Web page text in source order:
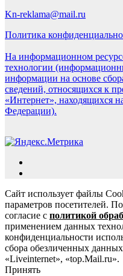
Kn-reklama@mail.ru
Политика
На информационном
технологии
информации на основе
сведений, относящихся к
«Интернет», находящихся
Федерации).
Сайт использует файлы
параметров посетителей.
согласие с политикой
применением данных
конфиденциальности
сбора обезличенных
«Liveinternet», «top.Mail.ru».
Принять